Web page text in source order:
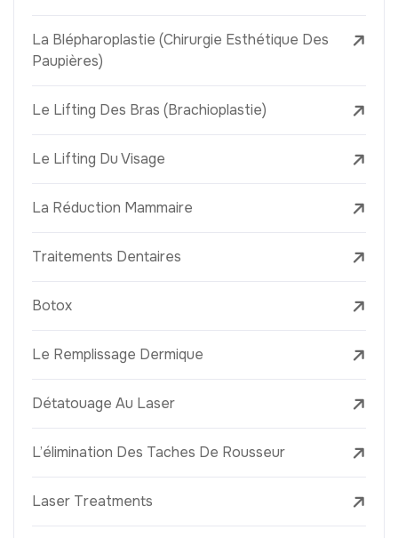
La Blépharoplastie (Chirurgie Esthétique Des
Paupières)
Le Lifting Des Bras (Brachioplastie)
Le Lifting Du Visage
La Réduction Mammaire
Traitements Dentaires
Botox
Le Remplissage Dermique
Détatouage Au Laser
L’élimination Des Taches De Rousseur
Laser Treatments